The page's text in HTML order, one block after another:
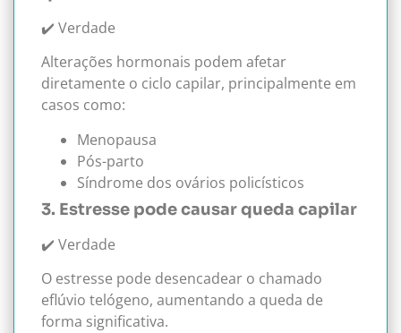
✔️ Verdade
Alterações hormonais podem afetar
diretamente o ciclo capilar, principalmente em
casos como:
Menopausa
Pós-parto
Síndrome dos ovários policísticos
3. Estresse pode causar queda capilar
✔️ Verdade
O estresse pode desencadear o chamado
eflúvio telógeno, aumentando a queda de
forma significativa.